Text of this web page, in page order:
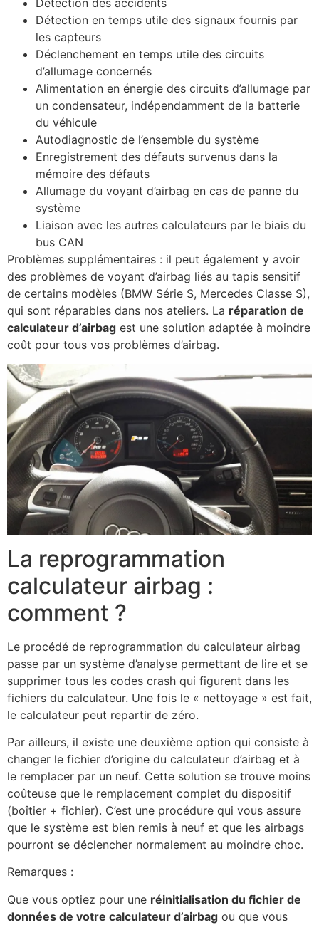
Détection des accidents
Détection en temps utile des signaux fournis par
les capteurs
Déclenchement en temps utile des circuits
d’allumage concernés
Alimentation en énergie des circuits d’allumage par
un condensateur, indépendamment de la batterie
du véhicule
Autodiagnostic de l’ensemble du système
Enregistrement des défauts survenus dans la
mémoire des défauts
Allumage du voyant d’airbag en cas de panne du
système
Liaison avec les autres calculateurs par le biais du
bus CAN
Problèmes supplémentaires : il peut également y avoir
des problèmes de voyant d’airbag liés au tapis sensitif
de certains modèles (BMW Série S, Mercedes Classe S),
qui sont réparables dans nos ateliers. La réparation de
calculateur d’airbag est une solution adaptée à moindre
coût pour tous vos problèmes d’airbag.
La reprogrammation
calculateur airbag :
comment ?
Le procédé de reprogrammation du calculateur airbag
passe par un système d’analyse permettant de lire et se
supprimer tous les codes crash qui figurent dans les
fichiers du calculateur. Une fois le « nettoyage » est fait,
le calculateur peut repartir de zéro.
Par ailleurs, il existe une deuxième option qui consiste à
changer le fichier d’origine du calculateur d’airbag et à
le remplacer par un neuf. Cette solution se trouve moins
coûteuse que le remplacement complet du dispositif
(boîtier + fichier). C’est une procédure qui vous assure
que le système est bien remis à neuf et que les airbags
pourront se déclencher normalement au moindre choc.
Remarques :
Que vous optiez pour une réinitialisation du fichier de
données de votre calculateur d’airbag ou que vous